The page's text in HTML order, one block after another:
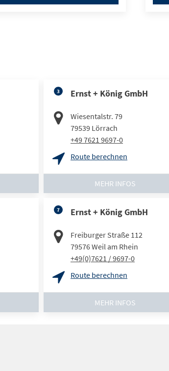
3 Ernst + König GmbH
Wiesentalstr. 79
79539 Lörrach
+49 7621 9697-0
Route berechnen
MEHR INFOS
7 Ernst + König GmbH
Freiburger Straße 112
79576Weil am Rhein
+49(0)7621 / 9697-0
Route berechnen
MEHR INFOS